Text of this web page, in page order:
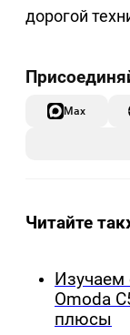
дорогой
Max
Читайте
Изучаем
Omoda
плюсы